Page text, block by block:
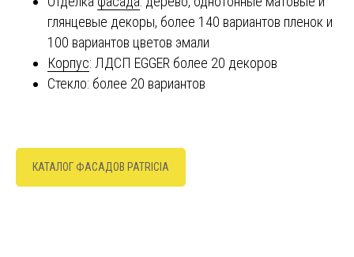
глянцевые декоры, более 140 вариантов пленок и
100 вариантов цветов эмали
Корпус: ЛДСП EGGER более 20 декоров
Стекло: более 20 вариантов
КАТАЛОГ ФАСАДОВ PATRICIA